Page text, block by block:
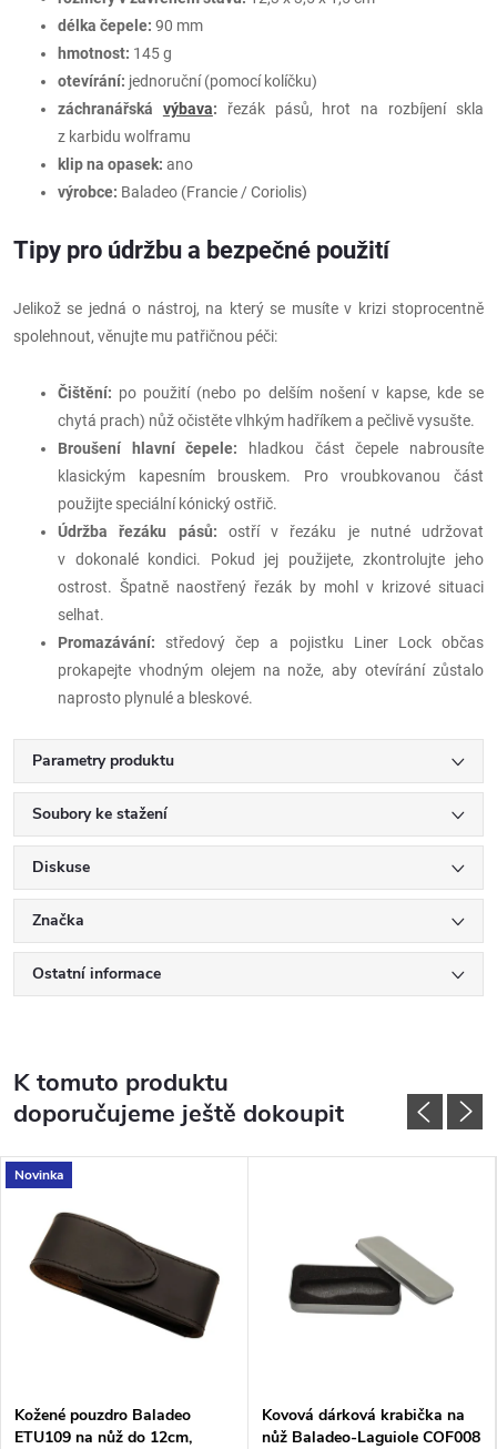
délka čepele: 90 mm
hmotnost: 145 g
otevírání: jednoruční (pomocí kolíčku)
záchranářská výbava: řezák pásů, hrot na rozbíjení skla
z karbidu wolframu
klip na opasek: ano
výrobce: Baladeo (Francie / Coriolis)
Tipy pro údržbu a bezpečné použití
Jelikož se jedná o nástroj, na který se musíte v krizi stoprocentně
spolehnout, věnujte mu patřičnou péči:
Čištění: po použití (nebo po delším nošení v kapse, kde se
chytá prach) nůž očistěte vlhkým hadříkem a pečlivě vysušte.
Broušení hlavní čepele: hladkou část čepele nabrousíte
klasickým kapesním brouskem. Pro vroubkovanou část
použijte speciální kónický ostřič.
Údržba řezáku pásů: ostří v řezáku je nutné udržovat
v dokonalé kondici. Pokud jej použijete, zkontrolujte jeho
ostrost. Špatně naostřený řezák by mohl v krizové situaci
selhat.
Promazávání: středový čep a pojistku Liner Lock občas
prokapejte vhodným olejem na nože, aby otevírání zůstalo
naprosto plynulé a bleskové.
Parametry produktu
Soubory ke stažení
Diskuse
Značka
Ostatní informace
K tomuto produktu
doporučujeme ještě dokoupit
Novinka
Kožené pouzdro Baladeo
ETU109 na nůž do 12cm,
Kovová dárková krabička na
nůž Baladeo-Laguiole COF008